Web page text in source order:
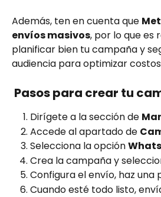
Además, ten en cuenta que
envíos masivos, por lo que es
planificar bien tu campaña y
audiencia para optimizar
Pasos para crear tu
Dirígete a la sección de
Accede al apartado de
Selecciona la opción
Crea la campaña y
Configura el envío, haz una
Cuando esté todo listo,